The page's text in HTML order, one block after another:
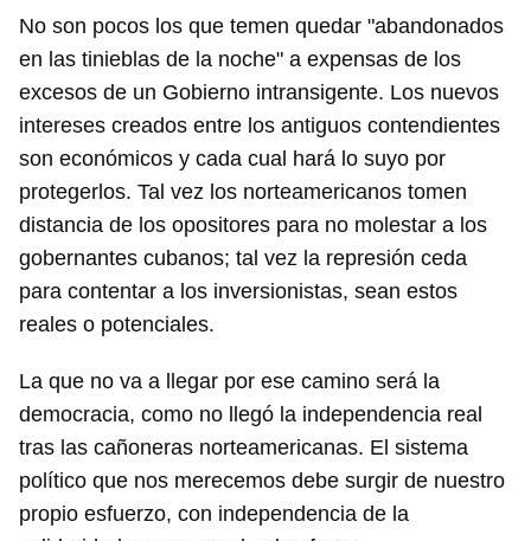
Guardar como favorito
Para poder guardar como favorito, primero has de
iniciar sesión con tu cuenta de 14ymedio.
No son pocos los que temen quedar "abandonados
en las tinieblas de la noche" a expensas de los
excesos de un Gobierno intransigente. Los nuevos
intereses creados entre los antiguos contendientes
son económicos y cada cual hará lo suyo por
protegerlos. Tal vez los norteamericanos tomen
distancia de los opositores para no molestar a los
gobernantes cubanos; tal vez la represión ceda
para contentar a los inversionistas, sean estos
reales o potenciales.
La que no va a llegar por ese camino será la
democracia, como no llegó la independencia real
tras las cañoneras norteamericanas. El sistema
político que nos merecemos debe surgir de nuestro
propio esfuerzo, con independencia de la